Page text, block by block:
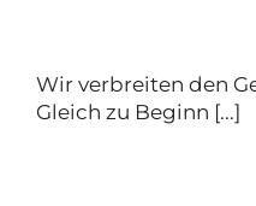
Wir verbreiten den
Gleich zu Beginn [...]